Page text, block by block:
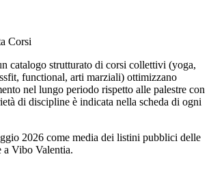
Corsi
catalogo strutturato di corsi collettivi (yoga,
functional, arti marziali) ottimizzano
nel lungo periodo rispetto alle palestre con
di discipline è indicata nella scheda di ogni
2026 come media dei listini pubblici delle
a Vibo Valentia.